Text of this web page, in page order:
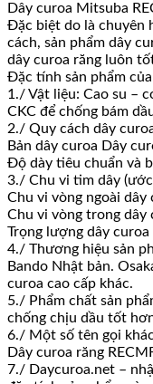
Dây curoa Mitsuba
Đặc biệt do là chuyên
cách, sản phẩm dây
dây curoa răng luôn
Đặc tính sản phẩm
1./ Vật liệu: Cao su –
CKC để chống bám
2./ Quy cách dây
Bản dây curoa Dây
Độ dày tiêu chuẩn và
3./ Chu vi tim dây
Chu vi vòng ngoài
Chu vi vòng trong dây
Trọng lượng dây
4./ Thương hiệu sản
Bando Nhật bản.
curoa cao cấp khác.
5./ Phẩm chất sản
chống chịu dầu tốt
6./ Một số tên gọi
Dây curoa răng
7./ Daycuroa.net –